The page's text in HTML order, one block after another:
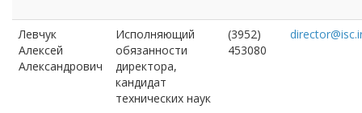
Левчук
Алексей
Александрович
Исполняющий
обязанности
директора,
кандидат
технических наук
(3952)
453080